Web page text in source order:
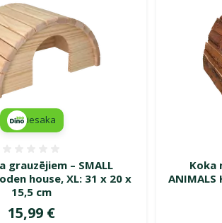
grauzējiem – SMALL
house, XL: 31 x 20 x
15,5 cm
Cena
15,99 €
iesaka
Koka